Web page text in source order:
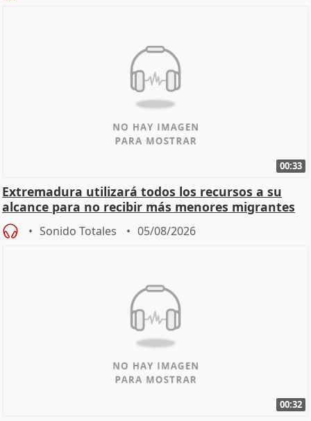
00:33
Extremadura utilizará todos los recursos a su
alcance para no recibir más menores migrantes
Sonido Totales 05/08/2026
00:32